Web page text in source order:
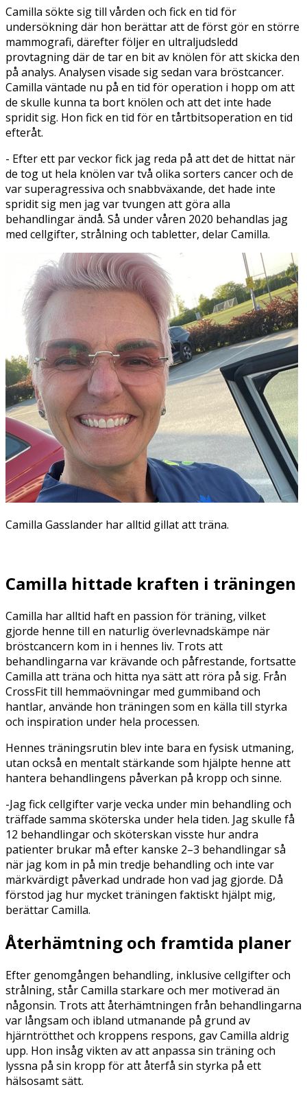
Camilla sökte sig till vården och fick en tid för
undersökning där hon berättar att de först gör en större
mammografi, därefter följer en ultraljudsledd
provtagning där de tar en bit av knölen för att skicka den
på analys. Analysen visade sig sedan vara bröstcancer.
Camilla väntade nu på en tid för operation i hopp om att
de skulle kunna ta bort knölen och att det inte hade
spridit sig. Hon fick en tid för en tårtbitsoperation en tid
efteråt.
- Efter ett par veckor fick jag reda på att det de hittat när
de tog ut hela knölen var två olika sorters cancer och de
var superagressiva och snabbväxande, det hade inte
spridit sig men jag var tvungen att göra alla
behandlingar ändå. Så under våren 2020 behandlas jag
med cellgifter, strålning och tabletter, delar Camilla.
Camilla Gasslander har alltid gillat att träna.
Camilla hittade kraften i träningen
Camilla har alltid haft en passion för träning, vilket
gjorde henne till en naturlig överlevnadskämpe när
bröstcancern kom in i hennes liv. Trots att
behandlingarna var krävande och påfrestande, fortsatte
Camilla att träna och hitta nya sätt att röra på sig. Från
CrossFit till hemmaövningar med gummiband och
hantlar, använde hon träningen som en källa till styrka
och inspiration under hela processen.
Hennes träningsrutin blev inte bara en fysisk utmaning,
utan också en mentalt stärkande som hjälpte henne att
hantera behandlingens påverkan på kropp och sinne.
-Jag fick cellgifter varje vecka under min behandling och
träffade samma sköterska under hela tiden. Jag skulle få
12 behandlingar och sköterskan visste hur andra
patienter brukar må efter kanske 2–3 behandlingar så
när jag kom in på min tredje behandling och inte var
märkvärdigt påverkad undrade hon vad jag gjorde. Då
förstod jag hur mycket träningen faktiskt hjälpt mig,
berättar Camilla.
Återhämtning och framtida planer
Efter genomgången behandling, inklusive cellgifter och
strålning, står Camilla starkare och mer motiverad än
någonsin. Trots att återhämtningen från behandlingarna
var långsam och ibland utmanande på grund av
hjärntrötthet och kroppens respons, gav Camilla aldrig
upp. Hon insåg vikten av att anpassa sin träning och
lyssna på sin kropp för att återfå sin styrka på ett
hälsosamt sätt.